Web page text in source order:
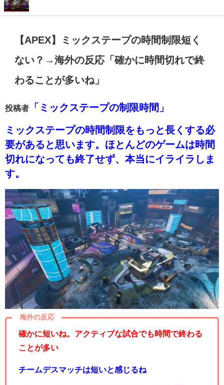
【APEX】ミックステープの時間制限短く
ない？→海外の反応「確かに時間切れで終
わることが多いね」
投稿者 「ミックステープの制限時間」
ミックステープの時間制限をもっと長くする必
要があると思います。ほとんどのゲームは時間
切れになっても終了せず、本当にイライラしま
す。
海外の反応
確かに短いね。アクティブな試合でも時間で終わる
ことが多い
チームデスマッチは短いと感じるね